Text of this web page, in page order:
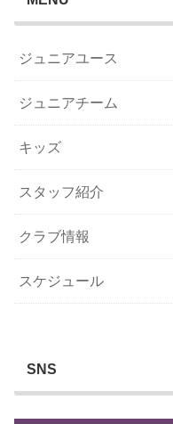
ジュニアユース
ジュニアチーム
キッズ
スタッフ紹介
クラブ情報
スケジュール
SNS